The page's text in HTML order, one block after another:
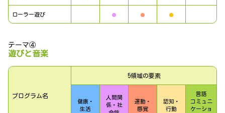
ローラー遊び
テーマ④
遊びと音楽
プログラム名
5領域の要素
健康・
生活
人間関
係・社
運動・
感覚
認知・
行動
言語
コミュニ
ケーショ